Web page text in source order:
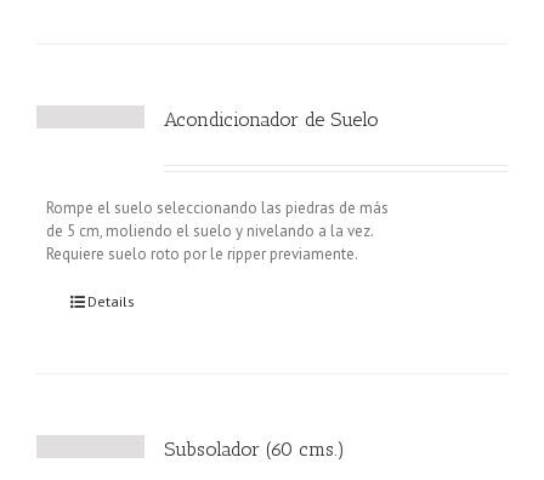
Acondicionador de Suelo
Rompe el suelo seleccionando las piedras de más
de 5 cm, moliendo el suelo y nivelando a la vez.
Requiere suelo roto por le ripper previamente.
Details
Subsolador (60 cms.)